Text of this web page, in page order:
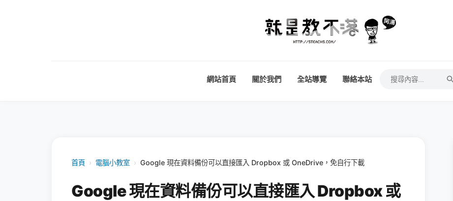
網站首頁 關於我們 全站導覽 聯絡本站
首頁 › 電腦小教室 › Google 現在資料備份可以直接匯入 Dropbox 或 OneDrive，免自行下載
Google 現在資料備份可以直接匯入 Dropbox 或